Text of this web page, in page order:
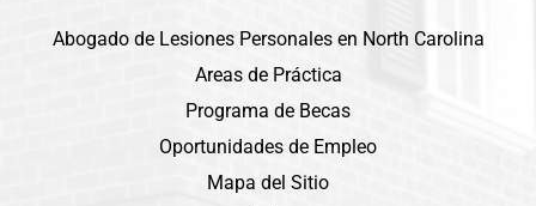
Abogado de Lesiones Personales en North Carolina
Areas de Práctica
Programa de Becas
Oportunidades de Empleo
Mapa del Sitio